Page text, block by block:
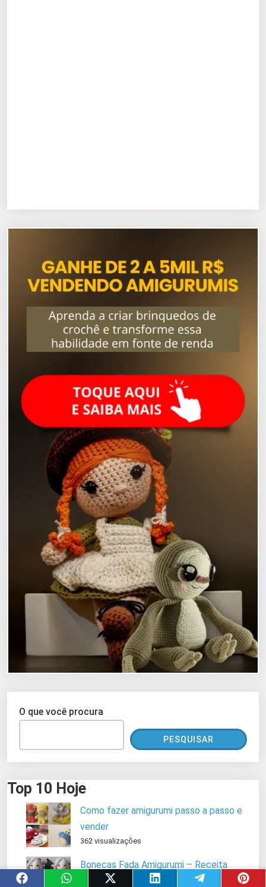
O que você procura
PESQUISAR
Top 10 Hoje
Como fazer amigurumi passo a passo e
vender
362 visualizações
Bonecas Fada Amigurumi – Receita
Completa Passo a Passo